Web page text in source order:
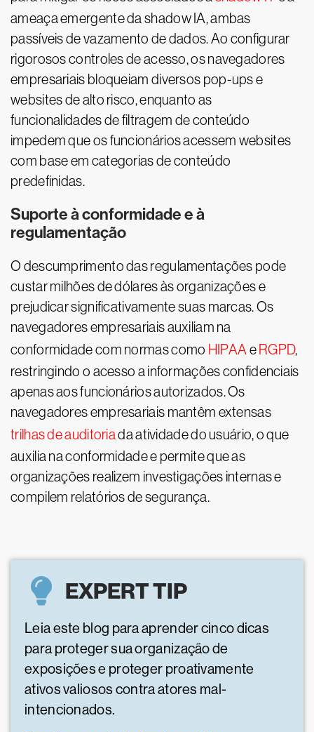
ameaça emergente da shadow IA, ambas
passíveis de vazamento de dados. Ao configurar
rigorosos controles de acesso, os navegadores
empresariais bloqueiam diversos pop-ups e
websites de alto risco, enquanto as
funcionalidades de filtragem de conteúdo
impedem que os funcionários acessem websites
com base em categorias de conteúdo
predefinidas.
Suporte à conformidade e à
regulamentação
O descumprimento das regulamentações pode
custar milhões de dólares às organizações e
prejudicar significativamente suas marcas. Os
navegadores empresariais auxiliam na
conformidade com normas como HIPAA e RGPD,
restringindo o acesso a informações confidenciais
apenas aos funcionários autorizados. Os
navegadores empresariais mantêm extensas
trilhas de auditoriada atividade do usuário, o que
auxilia na conformidade e permite que as
organizações realizem investigações internas e
compilem relatórios de segurança.
EXPERT TIP
Leia este blog para aprender cinco dicas
para proteger sua organização de
exposições e proteger proativamente
ativos valiosos contra atores mal-
intencionados.